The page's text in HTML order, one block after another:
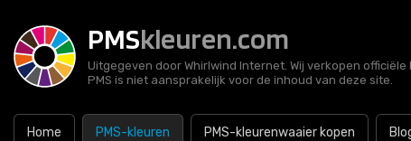
PMSkleuren.com
Uitgegeven door Whirlwind Internet. Wij verkopen officiële
PMS is niet aansprakelijk voor de inhoud van deze site.
Home PMS-kleuren PMS-kleurenwaaier kopen